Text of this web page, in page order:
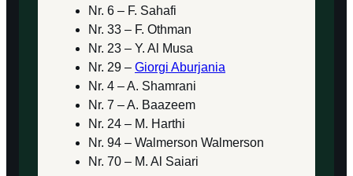
Nr. 6 – F. Sahafi
Nr. 33 – F. Othman
Nr. 23 – Y. Al Musa
Nr. 29 – Giorgi Aburjania
Nr. 4 – A. Shamrani
Nr. 7 – A. Baazeem
Nr. 24 – M. Harthi
Nr. 94 – Walmerson Walmerson
Nr. 70 – M. Al Saiari